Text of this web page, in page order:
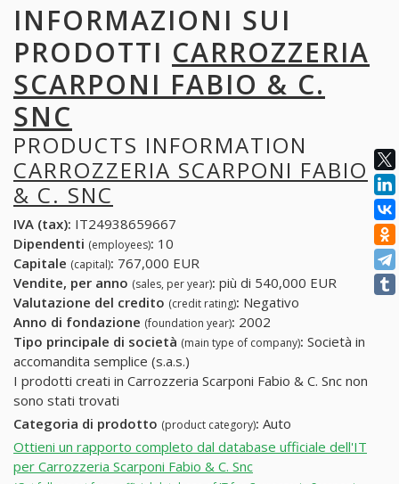
INFORMAZIONI SUI
PRODOTTI CARROZZERIA
SCARPONI FABIO & C.
SNC
PRODUCTS INFORMATION
CARROZZERIA SCARPONI FABIO
& C. SNC
IVA (tax): IT24938659667
Dipendenti (employees): 10
Capitale (capital): 767,000 EUR
Vendite, per anno (sales, per year): più di 540,000 EUR
Valutazione del credito (credit rating): Negativo
Anno di fondazione (foundation year): 2002
Tipo principale di società (main type of company): Società in
accomandita semplice (s.a.s.)
I prodotti creati in Carrozzeria Scarponi Fabio & C. Snc non
sono stati trovati
Categoria di prodotto (product category): Auto
Ottieni un rapporto completo dal database ufficiale dell'IT
per Carrozzeria Scarponi Fabio & C. Snc